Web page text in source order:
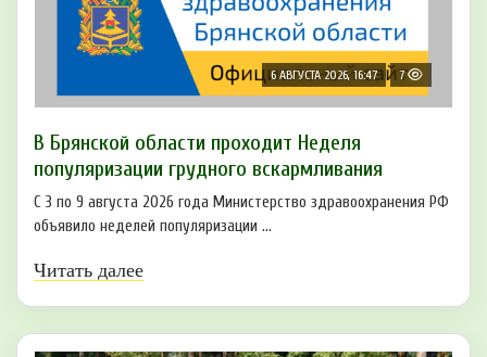
6 АВГУСТА 2026, 16:47 7
В Брянской области проходит Неделя
популяризации грудного вскармливания
С 3 по 9 августа 2026 года Министерство здравоохранения РФ
объявило неделей популяризации ...
Читать далее